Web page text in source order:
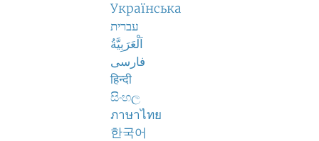
Українська
עברית
اَلْعَرَبِيَّةُ
فارسی
हिन्दी
සිංහල
ภาษาไทย
한국어